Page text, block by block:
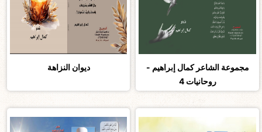
مجموعة الشاعر كمال إبراهيم -
روحانيات 4
ديوان النزاهة